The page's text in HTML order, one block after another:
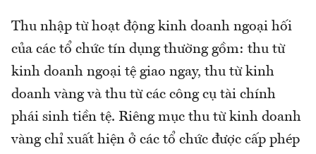
Thu nhập từ hoạt động kinh doanh ngoại hối
của các tổ chức tín dụng thường gồm: thu từ
kinh doanh ngoại tệ giao ngay, thu từ kinh
doanh vàng và thu từ các công cụ tài chính
phái sinh tiền tệ. Riêng mục thu từ kinh doanh
vàng chỉ xuất hiện ở các tổ chức được cấp phép